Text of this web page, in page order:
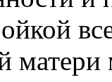
матери